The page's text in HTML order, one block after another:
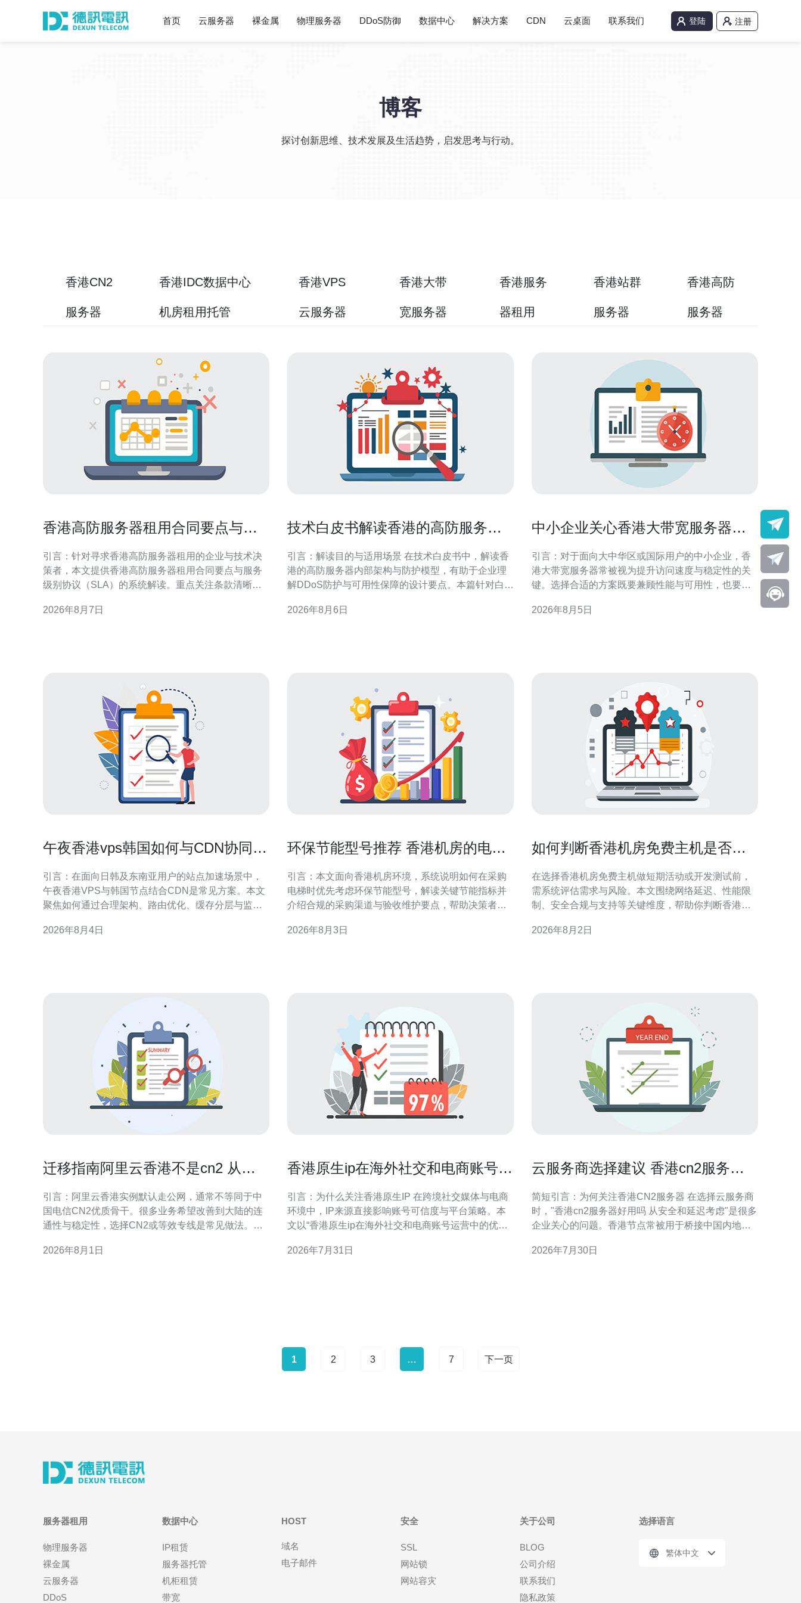
首页 云服务器 裸金属 物理服务器 DDoS防御 数据中心 解决方案 CDN 云桌面 联系我们 登陆 注册
博客
探讨创新思维、技术发展及生活趋势，启发思考与行动。
香港CN2
服务器
香港IDC数据中心
机房租用托管
香港VPS
云服务器
香港大带
宽服务器
香港服务
器租用
香港站群
服务器
香港高防
服务器
香港高防服务器租用合同要点与服
引言：针对寻求香港高防服务器租用的企业与技术决
策者，本文提供香港高防服务器租用合同要点与服务
级别协议（SLA）的系统解读。重点关注条款清晰
全与运营风险并优化供应商管理流程。 合同主体与法
2026年8月7日
技术白皮书解读香港的高防服务器
引言：解读目的与适用场景 在技术白皮书中，解读香
港的高防服务器内部架构与防护模型，有助于企业理
解DDoS防护与可用性保障的设计要点。本篇针对白皮
路由策略与运维流程，便于安全、网络及产品团队快
2026年8月6日
中小企业关心香港大带宽服务器有
引言：对于面向大中华区或国际用户的中小企业，香
港大带宽服务器常被视为提升访问速度与稳定性的关
键。选择合适的方案既要兼顾性能与可用性，也要控
器有哪些省钱又实用的方案”展开，提供可落地的技术
2026年8月5日
午夜香港vps韩国如何与CDN协同提
引言：在面向日韩及东南亚用户的站点加速场景中，
午夜香港VPS与韩国节点结合CDN是常见方案。本文
聚焦如何通过合理架构、路由优化、缓存分层与监控
求，给出可落地的实施方向与注意事项，适配站长与
2026年8月4日
环保节能型号推荐 香港机房的电梯
引言：本文面向香港机房环境，系统说明如何在采购
电梯时优先考虑环保节能型号，解读关键节能指标并
介绍合规的采购渠道与验收维护要点，帮助决策者实
港机房对电梯的需求侧重于连续运行、温控可靠与空
2026年8月3日
如何判断香港机房免费主机是否适
在选择香港机房免费主机做短期活动或开发测试前，
需系统评估需求与风险。本文围绕网络延迟、性能限
制、安全合规与支持等关键维度，帮助你判断香港机
决策和风险控制。 评估需求与使用场景 明确使用场景
2026年8月2日
迁移指南阿里云香港不是cn2 从普
引言：阿里云香港实例默认走公网，通常不等同于中
国电信CN2优质骨干。很多业务希望改善到大陆的连
通性与稳定性，选择CN2或等效专线是常见做法。本
顾可控风险与可观提升。 理解CN2与普通公网的差异
2026年8月1日
香港原生ip在海外社交和电商账号运
引言：为什么关注香港原生IP 在跨境社交媒体与电商
环境中，IP来源直接影响账号可信度与平台策略。本
文以“香港原生ip在海外社交和电商账号运营中的优势
具体贡献，帮助市场与运营团队做出更具针对性的IP
2026年7月31日
云服务商选择建议 香港cn2服务器
简短引言：为何关注香港CN2服务器 在选择云服务商
时，"香港cn2服务器好用吗 从安全和延迟考虑"是很多
企业关心的问题。香港节点常被用于桥接中国内地与
干路由。本文从延迟和安全两大维度出发，帮助读者
2026年7月30日
1 2 3 … 7 下一页
服务器租用
物理服务器
裸金属
云服务器
DDoS
数据中心
IP租赁
服务器托管
机柜租赁
带宽
HOST
域名
电子邮件
安全
SSL
网站锁
网站容灾
关于公司
BLOG
公司介绍
联系我们
隐私政策
选择语言
繁体中文